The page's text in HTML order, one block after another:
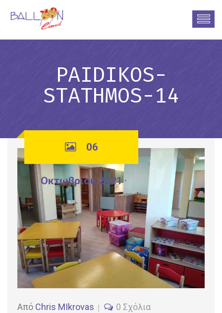
PAIDIKOS-
STATHMOS-14
06
Οκτωβρίου,2021
Από Chris MIkrovas 0 Σχόλια